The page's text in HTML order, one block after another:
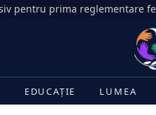
EDUCAȚIE LUMEA